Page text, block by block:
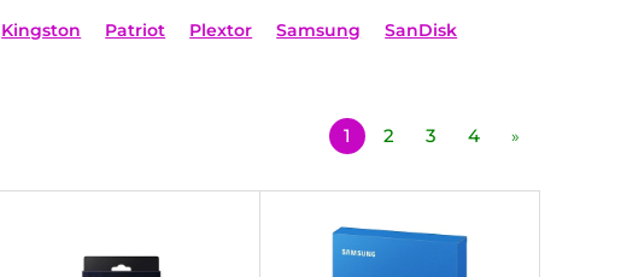
Kingston Patriot Plextor Samsung SanDisk
1 2 3 4 »